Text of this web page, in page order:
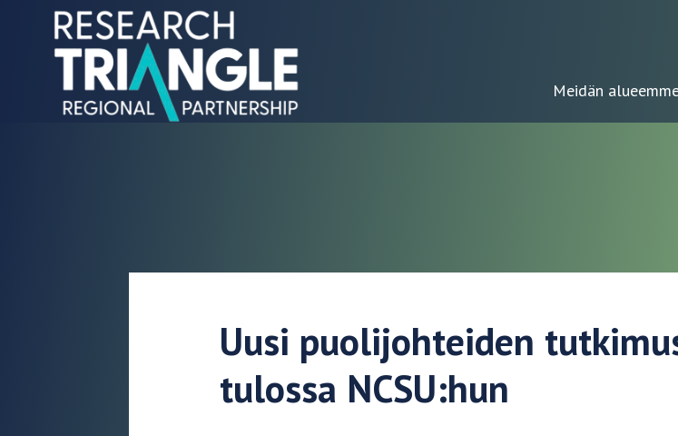
Siirry sisältöön
Meidän
Uusi puolijohteiden
tulossa NCSU:hun